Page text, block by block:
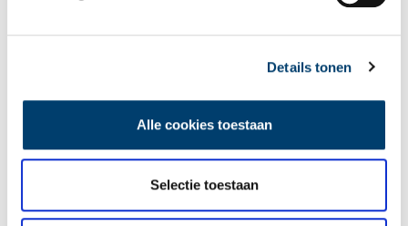
Details tonen
Alle cookies toestaan
Selectie toestaan
Vink dit aan als u op de hoogte gehouden wil worden.
Lees meer verhalen